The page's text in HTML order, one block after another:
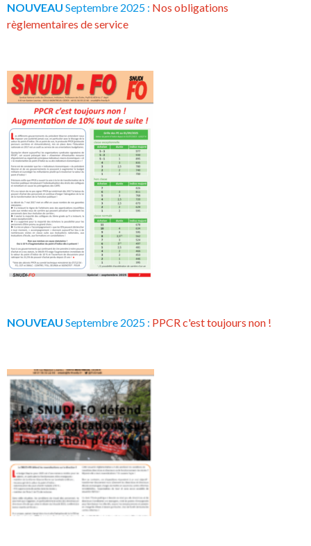
NOUVEAU Septembre 2025 : Nos obligations
règlementaires de service
NOUVEAU Septembre 2025 : PPCR c'est toujours non !